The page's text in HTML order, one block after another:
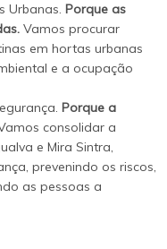
Urbanas. Porque as
Vamos procurar
em hortas urbanas
e a ocupação
Porque a
consolidar a
e Mira Sintra,
prevenindo os riscos,
as pessoas a